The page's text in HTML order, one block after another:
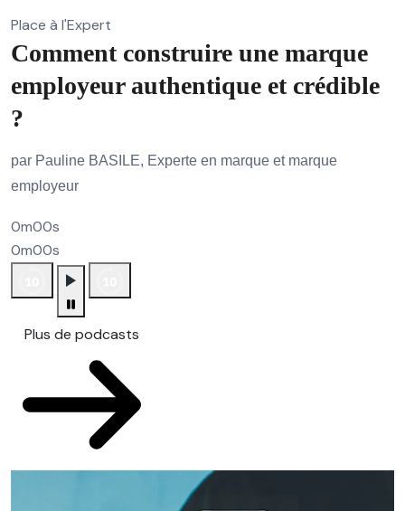
Place à l'Expert
Comment construire une marque
employeur authentique et crédible
?
par Pauline BASILE, Experte en marque et marque
employeur
0m00s
0m00s
Plus de podcasts